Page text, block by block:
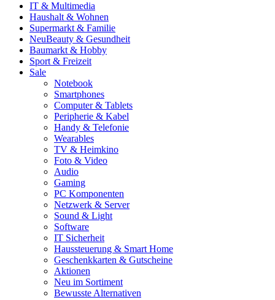
IT & Multimedia
Haushalt & Wohnen
Supermarkt & Familie
NeuBeauty & Gesundheit
Baumarkt & Hobby
Sport & Freizeit
Sale
Notebook
Smartphones
Computer & Tablets
Peripherie & Kabel
Handy & Telefonie
Wearables
TV & Heimkino
Foto & Video
Audio
Gaming
PC Komponenten
Netzwerk & Server
Sound & Light
Software
IT Sicherheit
Haussteuerung & Smart Home
Geschenkkarten & Gutscheine
Aktionen
Neu im Sortiment
Bewusste Alternativen